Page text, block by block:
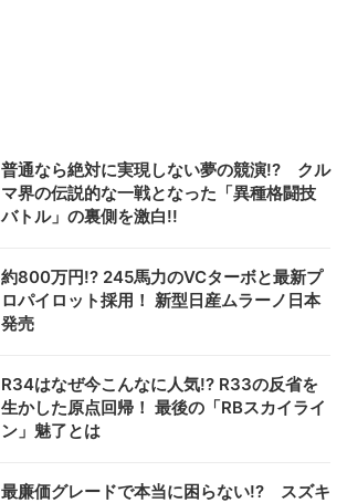
普通なら絶対に実現しない夢の競演!? クル
マ界の伝説的な一戦となった「異種格闘技
バトル」の裏側を激白!!
約800万円!? 245馬力のVCターボと最新プ
ロパイロット採用！ 新型日産ムラーノ日本
発売
R34はなぜ今こんなに人気!? R33の反省を
生かした原点回帰！ 最後の「RBスカイライ
ン」魅了とは
最廉価グレードで本当に困らない!? スズキ